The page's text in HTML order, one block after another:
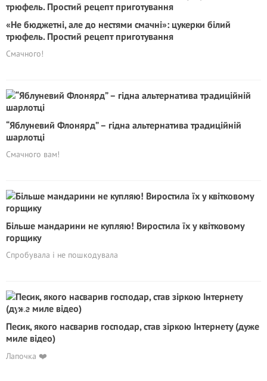
«Не бюджетні, але до нестями смачні»: цукерки білий
трюфель. Простий рецепт приготування
Смачного!
“Яблуневий Флонярд” – гідна альтернатива традиційній
шарлотці
Смачного вам!
Більше мандарини не купляю! Виростила їх у квітковому
горщику
Спробувала і не пошкодувала
Песик, якого насварив господар, став зіркою Інтернету (дуже
миле відео)
Лапочка ❤️